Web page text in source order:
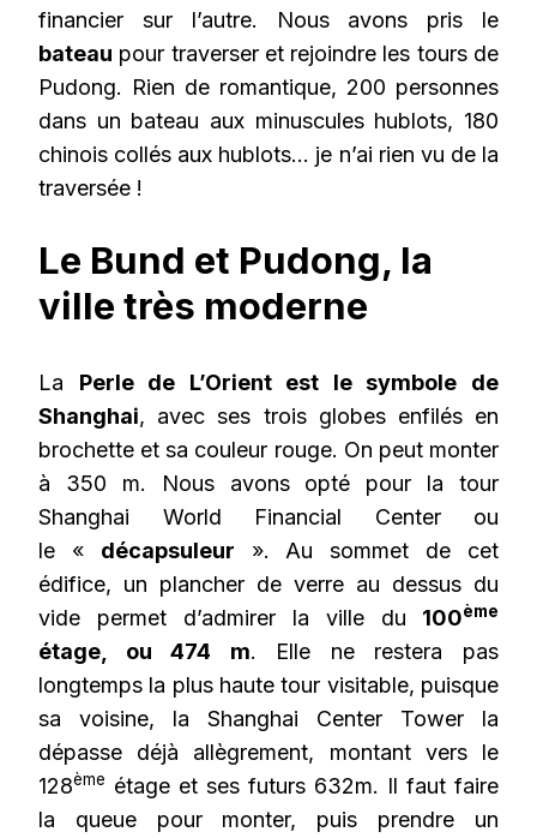
financier sur l’autre. Nous avons pris le
bateau pour traverser et rejoindre les tours de
Pudong. Rien de romantique, 200 personnes
dans un bateau aux minuscules hublots, 180
chinois collés aux hublots… je n’ai rien vu de la
traversée !
Le Bund et Pudong, la
ville très moderne
La Perle de L’Orient est le symbole de
Shanghai, avec ses trois globes enfilés en
brochette et sa couleur rouge. On peut monter
à 350 m. Nous avons opté pour la tour
Shanghai World Financial Center ou
le « décapsuleur ». Au sommet de cet
édifice, un plancher de verre au dessus du
vide permet d’admirer la ville du 100ème
étage, ou 474 m. Elle ne restera pas
longtemps la plus haute tour visitable, puisque
sa voisine, la Shanghai Center Tower la
dépasse déjà allègrement, montant vers le
128ème étage et ses futurs 632m. Il faut faire
la queue pour monter, puis prendre un